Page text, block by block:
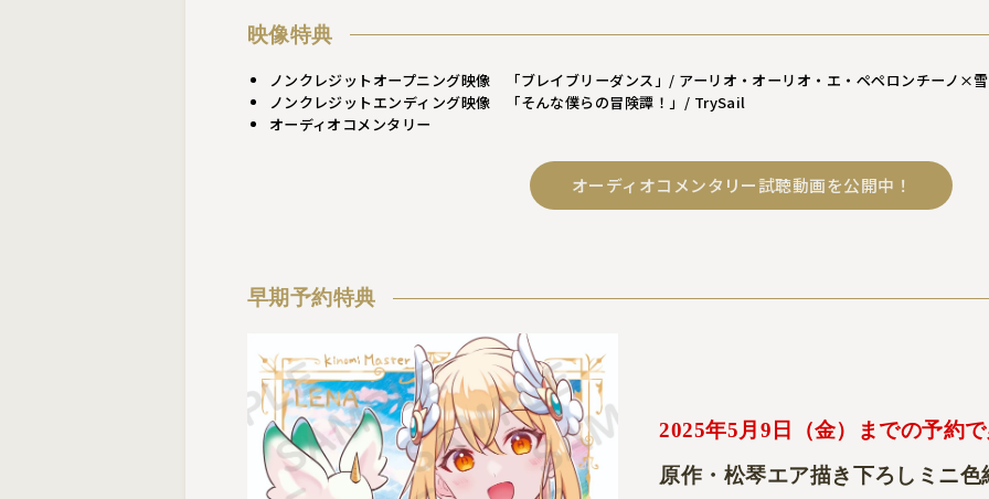
映像特典
ノンクレジットオープニング映像 「ブレイブリーダンス」/ アーリオ・オーリオ・エ・ペペロンチーノ×
ノンクレジットエンディング映像 「そんな僕らの冒険譚！」/ TrySail
オーディオコメンタリー
オーディオコメンタリー試聴動画を公開中！
早期予約特典
2025年5月9日（金）までの予約
原作・松琴エア描き下ろしミニ色